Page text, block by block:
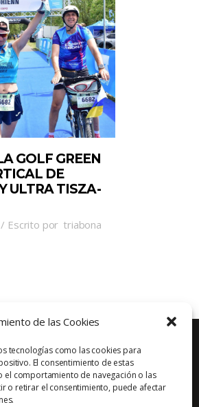
de las Cookies
tecnologías como las cookies para
El consentimiento de estas
comportamiento de navegación o las
o retirar el consentimiento, puede afectar
GOLF GREEN
DE
ULTRA TISZA-
Escrito por triabona
Contacto
Privacidad